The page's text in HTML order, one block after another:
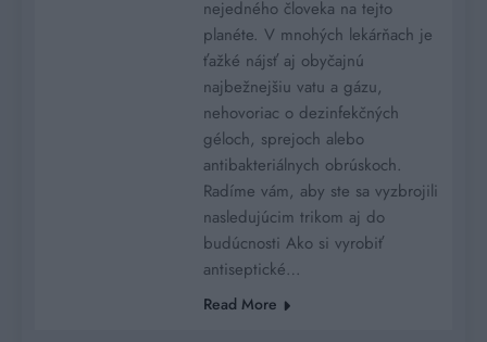
nejedného človeka na tejto
planéte. V mnohých lekárňach je
ťažké nájsť aj obyčajnú
najbežnejšiu vatu a gázu,
nehovoriac o dezinfekčných
géloch, sprejoch alebo
antibakteriálnych obrúskoch.
Radíme vám, aby ste sa vyzbrojili
nasledujúcim trikom aj do
budúcnosti Ako si vyrobiť
antiseptické…
Read More